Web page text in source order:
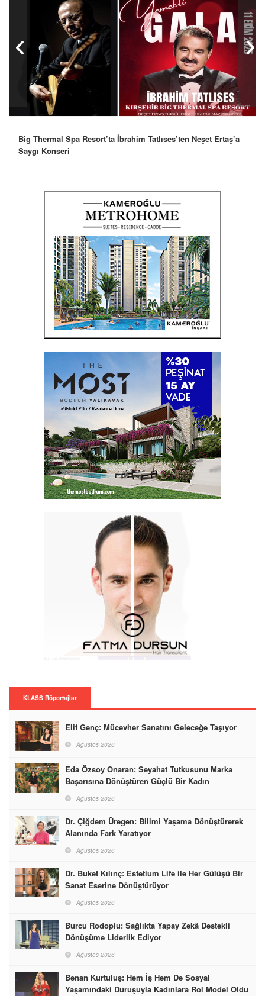
Robbie Williams’tan İstanbul’a Mesaj: “Unutulmaz Bir Gece
Olacak”
KLASS Röportajlar
Elif Genç: Mücevher Sanatını Geleceğe Taşıyor
Ağustos 2026
Eda Özsoy Onaran: Seyahat Tutkusunu Marka
Başarısına Dönüştüren Güçlü Bir Kadın
Ağustos 2026
Dr. Çiğdem Üregen: Bilimi Yaşama Dönüştürerek
Alanında Fark Yaratıyor
Ağustos 2026
Dr. Buket Kılınç: Estetium Life ile Her Gülüşü Bir
Sanat Eserine Dönüştürüyor
Ağustos 2026
Burcu Rodoplu: Sağlıkta Yapay Zekâ Destekli
Dönüşüme Liderlik Ediyor
Ağustos 2026
Benan Kurtuluş: Hem İş Hem De Sosyal
Yaşamındaki Duruşuyla Kadınlara Rol Model Oldu